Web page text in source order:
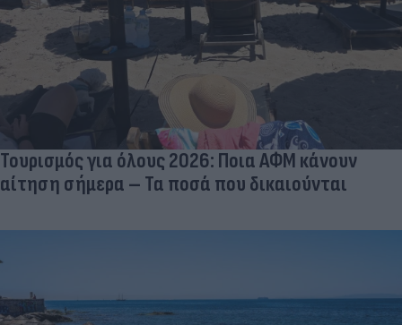
Τουρισμός για όλους 2026: Ποια ΑΦΜ κάνουν
αίτηση σήμερα – Τα ποσά που δικαιούνται